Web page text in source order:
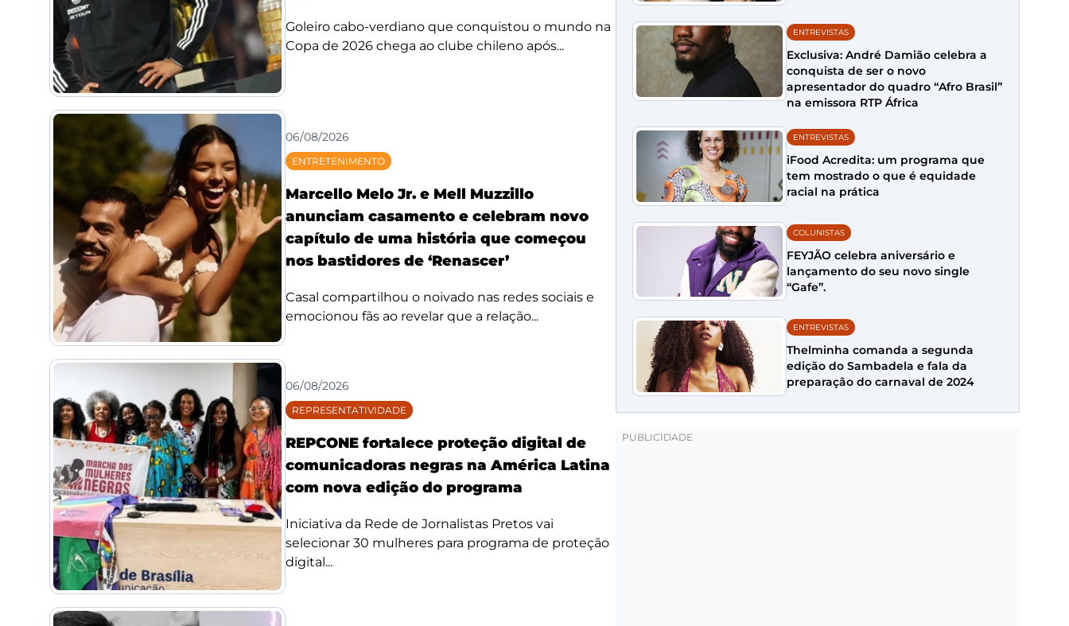
Goleiro cabo-verdiano que conquistou o mundo na
Copa de 2026 chega ao clube chileno após...
06/08/2026
ENTRETENIMENTO
Marcello Melo Jr. e Mell Muzzillo
anunciam casamento e celebram novo
capítulo de uma história que começou
nos bastidores de ‘Renascer’
Casal compartilhou o noivado nas redes sociais e
emocionou fãs ao revelar que a relação...
06/08/2026
REPRESENTATIVIDADE
REPCONE fortalece proteção digital de
comunicadoras negras na América Latina
com nova edição do programa
Iniciativa da Rede de Jornalistas Pretos vai
selecionar 30 mulheres para programa de proteção
digital...
ENTREVISTAS
Exclusiva: André Damião celebra a
conquista de ser o novo
apresentador do quadro “Afro Brasil”
na emissora RTP África
ENTREVISTAS
iFood Acredita: um programa que
tem mostrado o que é equidade
racial na prática
COLUNISTAS
FEYJÃO celebra aniversário e
lançamento do seu novo single
“Gafe”.
ENTREVISTAS
Thelminha comanda a segunda
edição do Sambadela e fala da
preparação do carnaval de 2024